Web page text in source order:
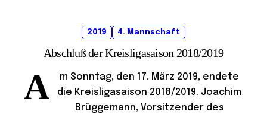
2019 4. Mannschaft
Abschluß der Kreisligasaison 2018/2019
A
m Sonntag, den 17. März 2019, endete
die Kreisligasaison 2018/2019. Joachim
Brüggemann, Vorsitzender des